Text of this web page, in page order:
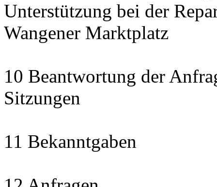
Unterstützung bei der
Wangener Marktplatz
10 Beantwortung der
Sitzungen
11 Bekanntgaben